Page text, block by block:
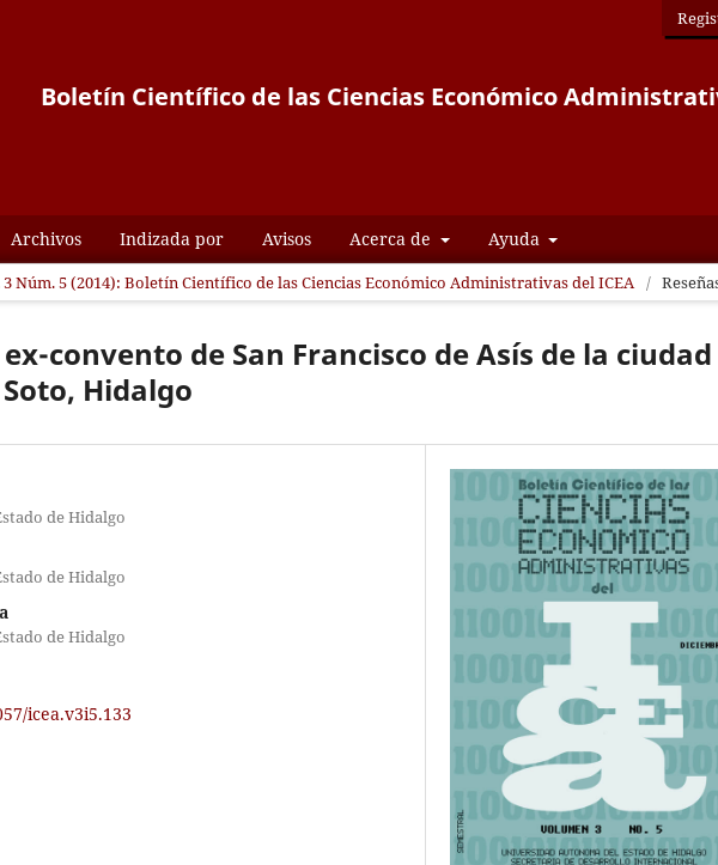
Boletín Científico de las Ciencias Económico
Archivos Indizada por Avisos Acerca de Ayuda
3 Núm. 5 (2014): Boletín Científico de las Ciencias Económico Administrativas del ICEA /
convento de San Francisco de Asís de la ciudad
Hidalgo
de Hidalgo
de Hidalgo
de Hidalgo
icea.v3i5.133